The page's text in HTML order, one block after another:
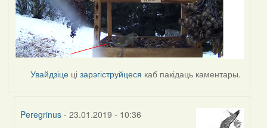
Увайдзіце цізарэгіструйцеся каб пакідаць каментары.
Peregrinus - 23.01.2019 - 10:36